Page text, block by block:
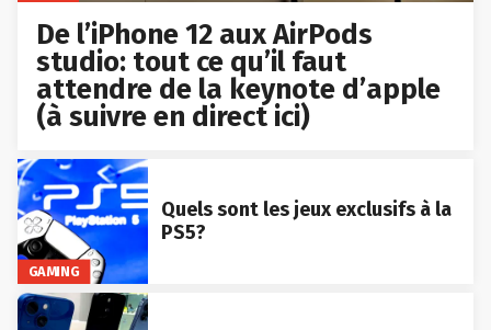
De l’iPhone 12 aux AirPods
studio: tout ce qu’il faut
attendre de la keynote d’apple
(à suivre en direct ici)
GAMING
Quels sont les jeux exclusifs à la
PS5?